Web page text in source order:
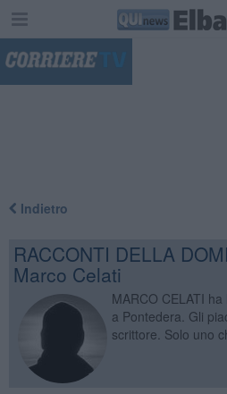
Indietro
RACCONTI DELLA
Marco Celati
MARCO CELATI
a Pontedera. Gli
scrittore. Solo uno